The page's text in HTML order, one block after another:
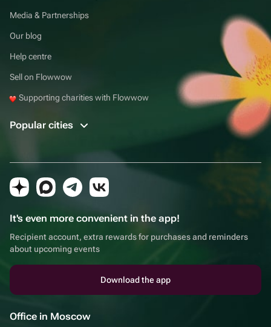
Media & Partnerships
Our blog
Help centre
Sell on Flowwow
Supporting charities with Flowwow
Popular cities
It's even more convenient in the app!
Recipient account, extra rewards for purchases and reminders
about upcoming events
Download the app
Office in Moscow